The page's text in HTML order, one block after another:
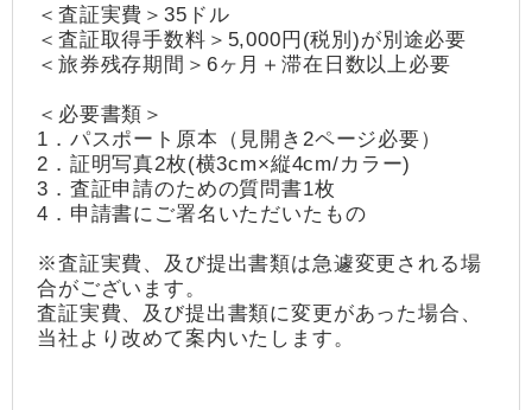
＜査証実費＞35ドル
＜査証取得手数料＞5,000円(税別)が別途必要
＜旅券残存期間＞6ヶ月＋滞在日数以上必要
＜必要書類＞
1．パスポート原本（見開き2ページ必要）
2．証明写真2枚(横3cm×縦4cm/カラー)
3．査証申請のための質問書1枚
4．申請書にご署名いただいたもの
※査証実費、及び提出書類は急遽変更される場
合がございます。
査証実費、及び提出書類に変更があった場合、
当社より改めて案内いたします。